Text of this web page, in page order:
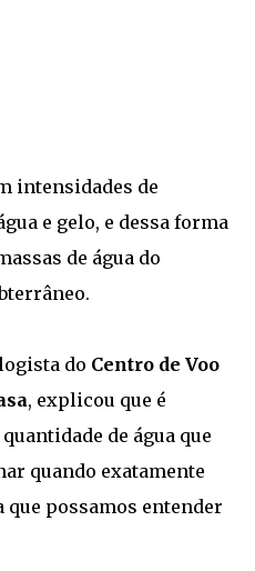
intensidades de
e gelo, e dessa forma
de água do
do Centro de Voo
, explicou que é
de água que
quando exatamente
que possamos entender